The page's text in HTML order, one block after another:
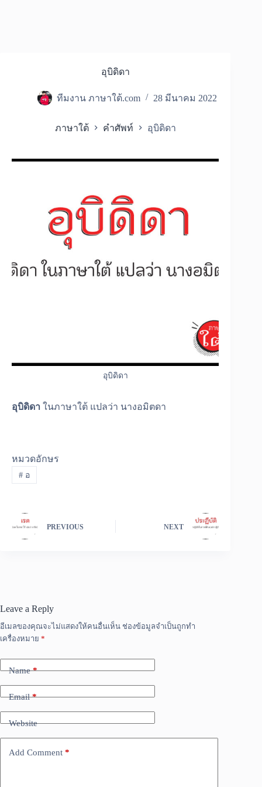
อุบิดิดา
ทีมงาน ภาษาใต้.com 28 มีนาคม 2022
ภาษาใต้ คำศัพท์ อุบิดิดา
อุบิดิดา
อุบิดิดา ในภาษาใต้ แปลว่า นางอมิตดา
หมวดอักษร
#อ
PREVIOUS NEXT
Leave a Reply
อีเมลของคุณจะไม่แสดงให้คนอื่นเห็น ช่องข้อมูลจำเป็นถูกทำ
เครื่องหมาย *
Name*
Email*
Website
Add Comment *